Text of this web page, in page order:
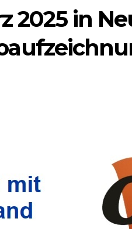
2025 in